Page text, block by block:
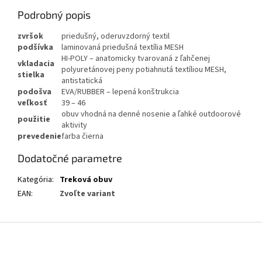
Podrobný popis
zvršok
priedušný, oderuvzdorný textil
podšívka
laminovaná priedušná textília MESH
vkladacia
stielka
HI-POLY – anatomicky tvarovaná z ľahčenej
polyuretánovej peny potiahnutá textíliou MESH,
antistatická
podošva
EVA/RUBBER – lepená konštrukcia
veľkosť
39 – 46
použitie
obuv vhodná na denné nosenie a ľahké outdoorové
aktivity
prevedeniefarba čierna
Dodatočné parametre
Kategória: Treková obuv
EAN: Zvoľte variant